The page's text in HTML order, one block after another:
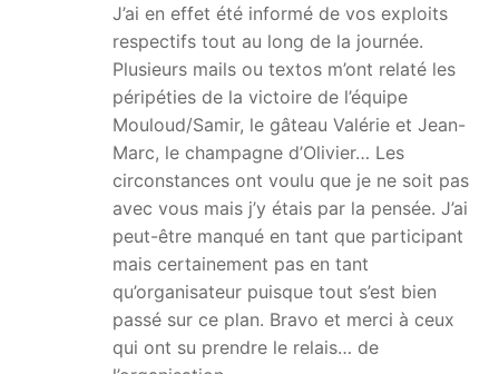
J’ai en effet été informé de vos exploits
respectifs tout au long de la journée.
Plusieurs mails ou textos m’ont relaté les
péripéties de la victoire de l’équipe
Mouloud/Samir, le gâteau Valérie et Jean-
Marc, le champagne d’Olivier… Les
circonstances ont voulu que je ne soit pas
avec vous mais j’y étais par la pensée. J’ai
peut-être manqué en tant que participant
mais certainement pas en tant
qu’organisateur puisque tout s’est bien
passé sur ce plan. Bravo et merci à ceux
qui ont su prendre le relais… de